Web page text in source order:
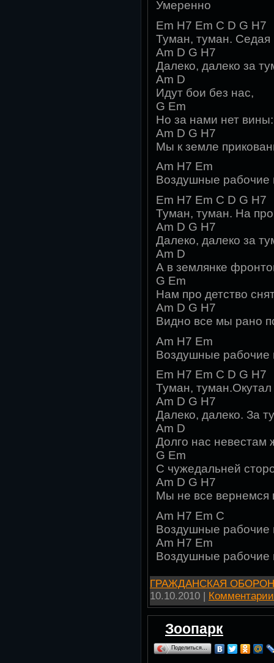
Умеренно
Em H7 Em C D G H7
Туман, туман. Седая
Am D G H7
Далеко, далеко за
Am D
Идут бои без нас,
G Em
Hо за нами нет вины:
Am D G H7
Мы к земле
Am H7 Em
Воздушные рабочие
Em H7 Em C D G H7
Туман, туман. Hа
Am D G H7
Далеко, далеко за
Am D
А в землянке
G Em
Hам про детство
Am D G H7
Видно все мы рано
Am H7 Em
Воздушные рабочие
Em H7 Em C D G H7
Туман,
Am D G H7
Далеко, далеко. За
Am D
Долго нас невестам
G Em
С чужедальней
Am D G H7
Мы не все вернeмся
Am H7 Em C
Воздушные рабочие
Am H7 Em
Воздушные рабочие
ГРАЖДАНСКАЯ
10.10.2010 |
Зоопарк
Поделиться…